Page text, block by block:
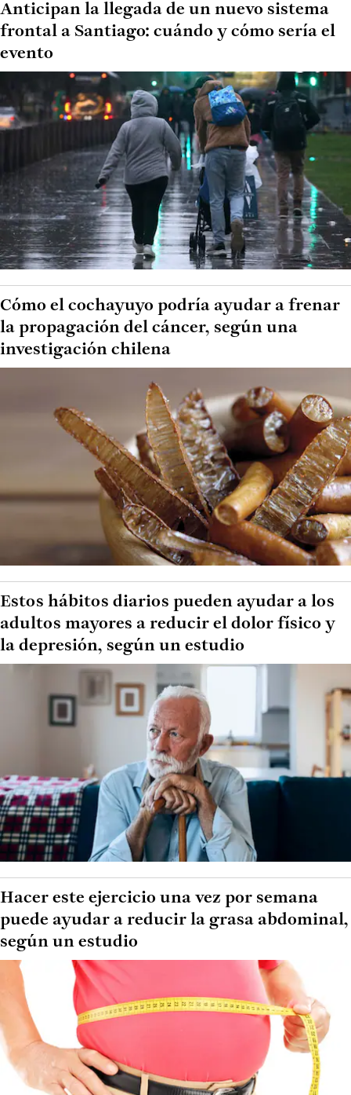
Anticipan la llegada de un nuevo sistema
frontal a Santiago: cuándo y cómo sería el
evento
Cómo el cochayuyo podría ayudar a frenar
la propagación del cáncer, según una
investigación chilena
Estos hábitos diarios pueden ayudar a los
adultos mayores a reducir el dolor físico y
la depresión, según un estudio
Hacer este ejercicio una vez por semana
puede ayudar a reducir la grasa abdominal,
según un estudio